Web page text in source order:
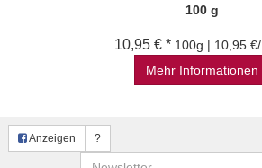
100 g
10,95 € * 100g | 10,95
Mehr Informationen
Anzeigen ?
Newsletter